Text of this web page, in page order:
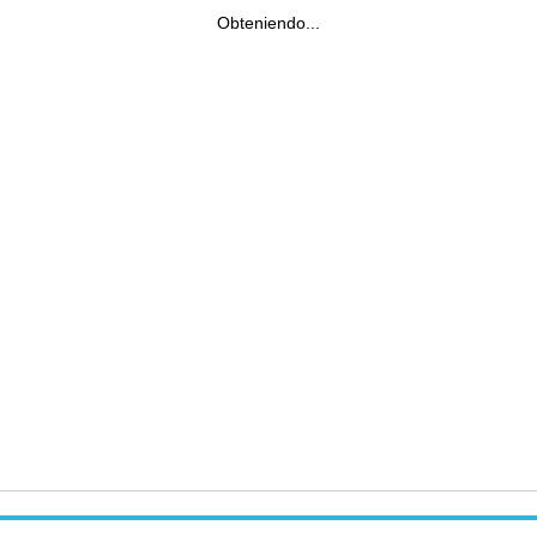
Obteniendo...